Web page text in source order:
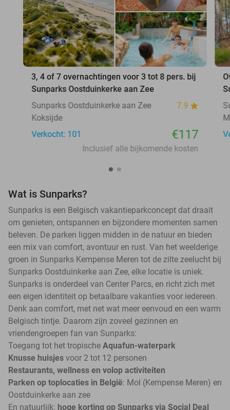
3, 4 of 7 overnachtingen voor 3 tot 8 pers. bij
Sunparks Oostduinkerke aan Zee
Sunparks Oostduinkerke aan Zee
7.9
Koksijde
Verkocht: 101
€117
Inclusief alle bijkomende kosten
Wat is Sunparks?
Sunparks is een Belgisch vakantieparkconcept dat draait
om genieten, ontspannen en bijzondere momenten samen
beleven. De parken liggen midden in de natuur en bieden
een mix van comfort, avontuur en rust. Van het weelderige
groen in Sunparks Kempense Meren tot de zilte zeelucht bij
Sunparks Oostduinkerke aan Zee, elke locatie is uniek.
Sunparks is onderdeel van Center Parcs, en richt zich met
een eigen identiteit op betaalbare vakanties voor iedereen.
Denk aan comfort, met net wat meer eenvoud en een warm
Belgisch tintje. Daarom zijn zoveel gezinnen en
vriendengroepen fan van Sunparks:
Toegang tot het tropische Aquafun-waterpark
Knusse huisjes voor 2 tot 12 personen
Restaurants, wellness en volop activiteiten
Parken op toplocaties in België: Mol (Kempense Meren) en
Oostduinkerke aan zee
En natuurlijk: hoge korting op Sunparks via Social Deal